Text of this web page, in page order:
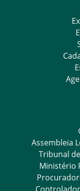
Assembleia
Tribunal
Ministério